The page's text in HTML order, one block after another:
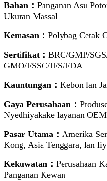
Bahan： Panganan Asu
Ukuran Massal
Kemasan： Polybag Cetak
Sertifikat： BRC/GMP/
GMO/FSSC/IFS/FDA
Kauntungan： Kebon lan
Gaya Perusahaan：
Nyedhiyakake layanan OEM
Pasar Utama： Amerika
Kong, Asia Tenggara, lan
Kekuwatan： Perusahaan
Panganan Kewan